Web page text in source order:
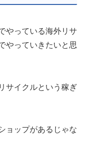
やっている海外リサ
やっていきたいと思
サイクルという稼ぎ
ョップがあるじゃな